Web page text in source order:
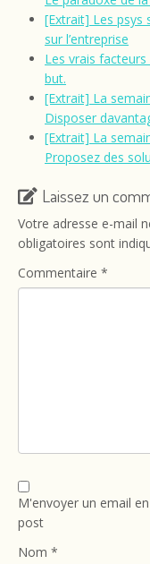
[Extrait] Les psys
sur l’entreprise
Les vrais
but.
[Extrait] La
Disposer
[Extrait] La
Proposez des
Laissez un
Votre adresse e-mail
obligatoires sont
Commentaire *
M'envoyer un email
post
Nom *